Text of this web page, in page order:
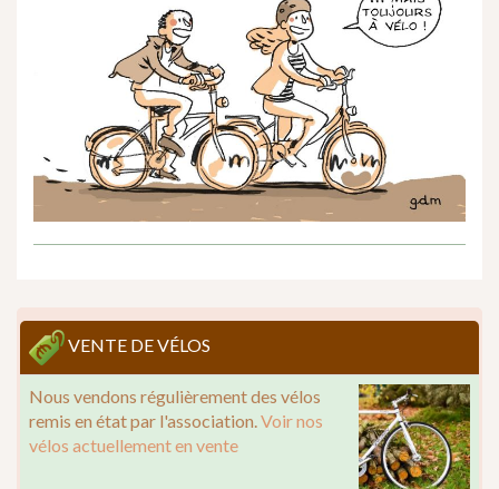
VENTE DE VÉLOS
Nous vendons régulièrement des vélos
remis en état par l'association. Voir nos
vélos actuellement en vente